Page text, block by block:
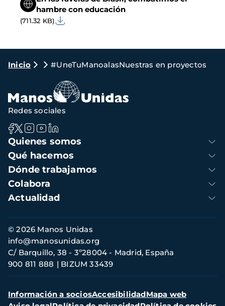
hambre con educación
(711.32 KB)
Ruta
navegación
Inicio #UneTuManoalasNuestras en proyectos
Navegación
principal
Quienes somos
Qué hacemos
Dónde trabajamos
Colabora
Actualidad
Redes sociales
Información
de
contacto
© 2026 Manos Unidas
C/ Barquillo, 38 - 3º28004 - Madrid, España
900 811 888
BIZUM 33439
info@manosunidas.org
Menú
secundario
Información a sociosAccesibilidadMapa web